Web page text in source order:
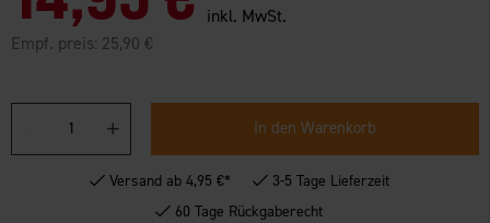
inkl. MwSt.
Empf. preis: 25,90 €
In den Warenkorb
Versand ab 4,95 €*
3-5 Tage Lieferzeit
60 Tage Rückgaberecht